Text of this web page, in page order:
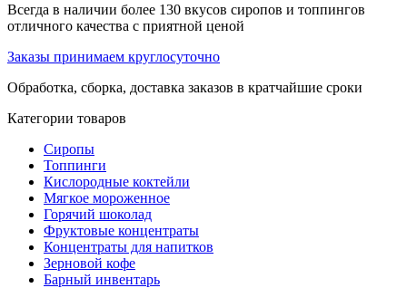
Всегда в наличии более 130 вкусов сиропов и топпингов
отличного качества с приятной ценой
Заказы принимаем круглосуточно
Обработка, сборка, доставка заказов в кратчайшие сроки
Категории товаров
Сиропы
Топпинги
Кислородные коктейли
Мягкое мороженное
Горячий шоколад
Фруктовые концентраты
Концентраты для напитков
Зерновой кофе
Барный инвентарь